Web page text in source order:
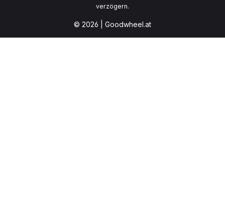
verzögern.
© 2026 | Goodwheel.at